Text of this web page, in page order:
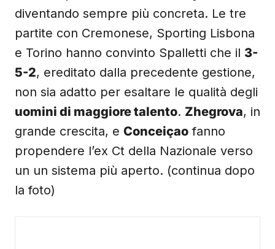
diventando sempre più concreta. Le tre
partite con Cremonese, Sporting Lisbona
e Torino hanno convinto Spalletti che il 3-
5-2, ereditato dalla precedente gestione,
non sia adatto per esaltare le qualità degli
uomini di maggiore talento. Zhegrova, in
grande crescita, e Conceiçao fanno
propendere l’ex Ct della Nazionale verso
un un sistema più aperto. (continua dopo
la foto)